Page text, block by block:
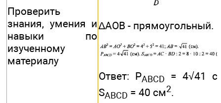
Проверить
знания, умения и
навыки по
изученному
материалу
∆АОВ - прямоугольный.
Ответ: PABCD
= 4√41
SABCD = 40 см2.